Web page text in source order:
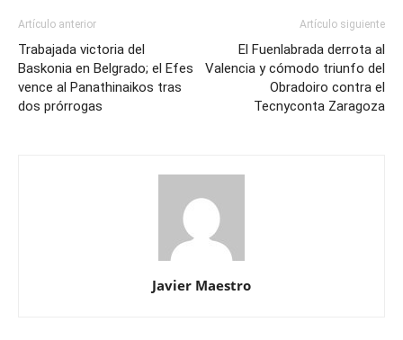
Artículo anterior
Trabajada victoria del
Baskonia en Belgrado; el Efes
vence al Panathinaikos tras
dos prórrogas
Artículo siguiente
El Fuenlabrada derrota al
Valencia y cómodo triunfo del
Obradoiro contra el
Tecnyconta Zaragoza
Javier Maestro